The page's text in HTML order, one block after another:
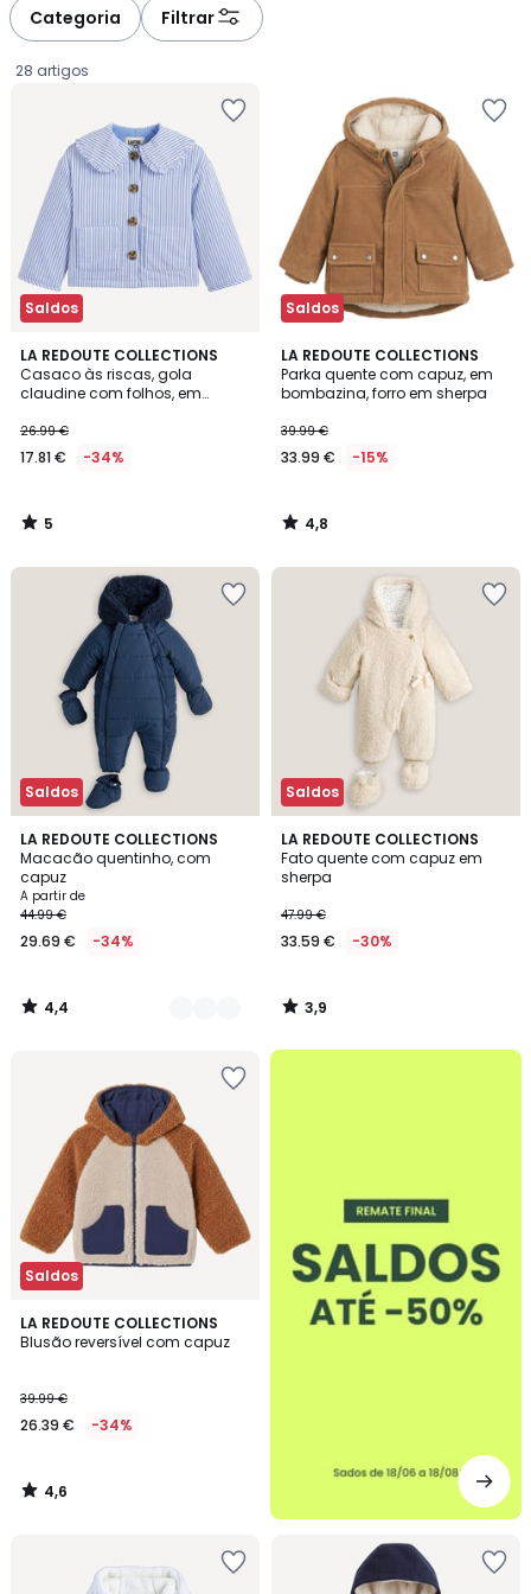
Categoria Filtrar
28 artigos
Saldos
LA REDOUTE COLLECTIONS
Casaco às riscas, gola
claudine com folhos, em
€
em
de
26.99
desconto
aplicado.
26.99 €
17.81 € -34%
5
/
5
5
/
Saldos
LA REDOUTE COLLECTIONS
Parka quente com capuz, em
bombazina, forro em sherpa
39.99 €
33.99 € -15%
4,8
/ 5
4,8
/
Saldos
LA REDOUTE COLLECTIONS
Macacão quentinho, com
capuz
A partir de
44.99 €
29.69 € -34%
4,4
/ 5
2
Cores
4,4
/
Saldos
LA REDOUTE COLLECTIONS
Fato quente com capuz em
sherpa
47.99 €
33.59 € -30%
3,9
/ 5
3,9
/
Saldos
LA REDOUTE COLLECTIONS
Blusão reversível com capuz
39.99 €
26.39 € -34%
4,6
/ 5
4,6
/
até